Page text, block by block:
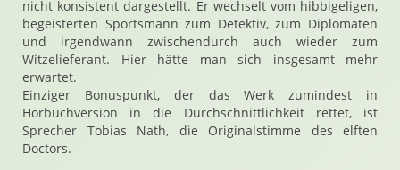
nicht konsistent dargestellt. Er wechselt vom hibbigeligen,
begeisterten Sportsmann zum Detektiv, zum Diplomaten
und irgendwann zwischendurch auch wieder zum
Witzelieferant. Hier hätte man sich insgesamt mehr
erwartet.
Einziger Bonuspunkt, der das Werk zumindest in
Hörbuchversion in die Durchschnittlichkeit rettet, ist
Sprecher Tobias Nath, die Originalstimme des elften
Doctors.